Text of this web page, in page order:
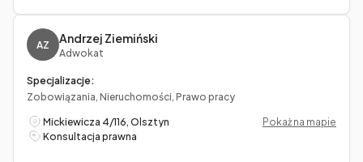
AZ Andrzej Ziemiński
Adwokat
Specjalizacje:
Zobowiązania, Nieruchomości, Prawo pracy
Mickiewicza 4/116, Olsztyn
Pokaż na mapie
Konsultacja prawna